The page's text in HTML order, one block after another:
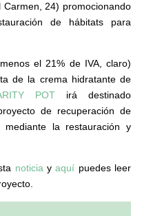
Carmen, 24) promocionando
de hábitats para
el 21% de IVA, claro)
de la crema hidratante de
POT irá destinado
de recuperación de
mediante la restauración y
noticiayaquí puedes leer